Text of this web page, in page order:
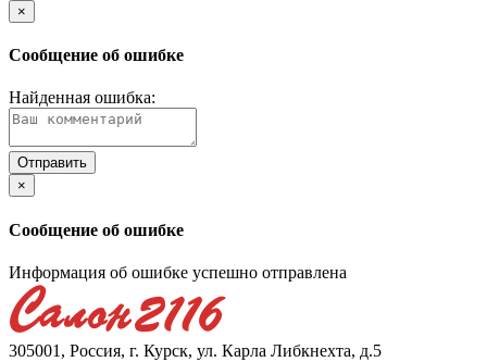
×
Сообщение об ошибке
Найденная ошибка:
×
Сообщение об ошибке
Информация об ошибке успешно отправлена
305001, Россия, г. Курск, ул. Карла Либкнехта, д.5